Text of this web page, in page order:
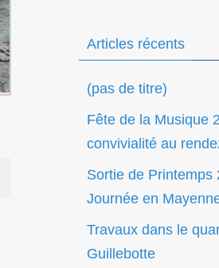
Articles récents
(pas de titre)
Fête de la Musique
convivialité au
Sortie de Printemps
Journée en
Travaux dans le
Guillebotte